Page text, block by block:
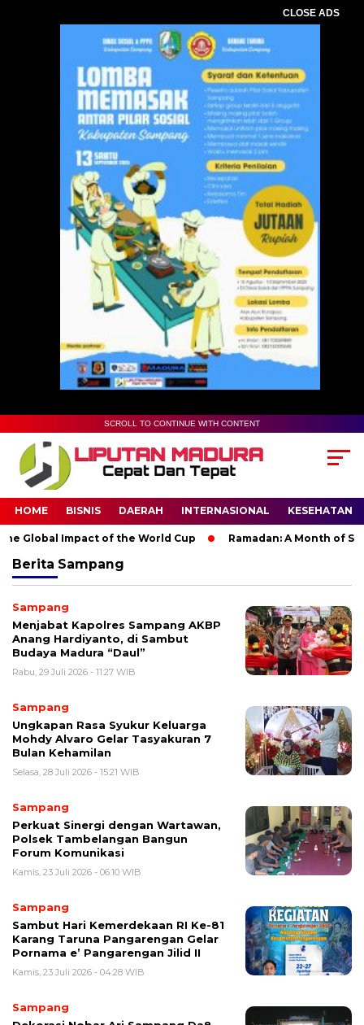
CLOSE ADS
SCROLL TO CONTINUE WITH CONTENT
HOME BISNIS DAERAH INTERNASIONAL KESEHATAN
Global Impact of the World Cup Ramadan: A Month of
Berita Sampang
Sampang
Menjabat Kapolres Sampang AKBP
Anang Hardiyanto, di Sambut
Budaya Madura “Daul”
Rabu, 29 Juli 2026 - 11:27 WIB
Sampang
Ungkapan Rasa Syukur Keluarga
Mohdy Alvaro Gelar Tasyakuran 7
Bulan Kehamilan
Selasa, 28 Juli 2026 - 15:21 WIB
Sampang
Perkuat Sinergi dengan Wartawan,
Polsek Tambelangan Bangun
Forum Komunikasi
Kamis, 23 Juli 2026 - 06:10 WIB
Sampang
Sambut Hari Kemerdekaan RI Ke-81
Karang Taruna Pangarengan Gelar
Pornama e’ Pangarengan Jilid II
Kamis, 23 Juli 2026 - 04:28 WIB
Sampang